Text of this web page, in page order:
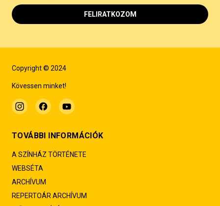
Copyright © 2024
Kövessen minket!
TOVÁBBI INFORMÁCIÓK
A SZÍNHÁZ TÖRTÉNETE
WEBSÉTA
ARCHÍVUM
REPERTOÁR ARCHÍVUM
FELIRATKOZOM